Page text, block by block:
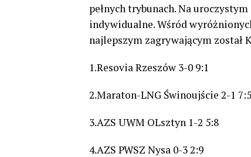
pełnych trybunach. Na
indywidualne. Wśród
najlepszym zagrywającym został
1.Resovia Rzeszów 3-0 9:1
2.Maraton-LNG Świnoujście 2-1 7:5
3.AZS UWM OLsztyn 1-2 5:8
4.AZS PWSZ Nysa 0-3 2:9